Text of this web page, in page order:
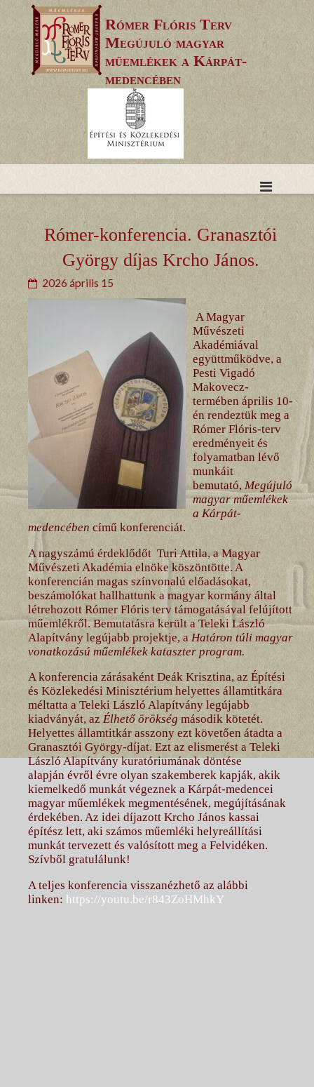
to
content
Rómer Flóris Terv
Megújuló magyar
műemlékek a Kárpát-
medencében
Rómer-konferencia. Granasztói
György díjas Krcho János.
2026 április 15
A Magyar
Művészeti
Akadémiával
együttműködve, a
Pesti Vigadó
Makovecz-
termében április 10-
én rendeztük meg a
Rómer Flóris-terv
eredményeit és
folyamatban lévő
munkáit
bemutató, Megújuló
magyar műemlékek
a Kárpát-
medencében című konferenciát.
A nagyszámú érdeklődőt Turi Attila, a Magyar
Művészeti Akadémia elnöke köszöntötte. A
konferencián magas színvonalú előadásokat,
beszámolókat hallhattunk a magyar kormány által
létrehozott Rómer Flóris terv támogatásával felújított
műemlékről. Bemutatásra került a Teleki László
Alapítvány legújabb projektje, a Határon túli magyar
vonatkozású műemlékek kataszter program.
A konferencia zárásaként Deák Krisztina, az Építési
és Közlekedési Minisztérium helyettes államtitkára
méltatta a Teleki László Alapítvány legújabb
kiadványát, azÉlhető örökség második kötetét.
Helyettes államtitkár asszony ezt követően átadta a
Granasztói György-díjat. Ezt az elismerést a Teleki
László Alapítvány kuratóriumának döntése
alapján évről évre olyan szakemberek kapják, akik
kiemelkedő munkát végeznek a Kárpát-medencei
magyar műemlékek megmentésének, megújításának
érdekében. Az idei díjazott Krcho János kassai
építész lett, aki számos műemléki helyreállítási
munkát tervezett és valósított meg a Felvidéken.
Szívből gratulálunk!
A teljes konferencia visszanézhető az alábbi
linken: https://youtu.be/r843ZoHMhkY